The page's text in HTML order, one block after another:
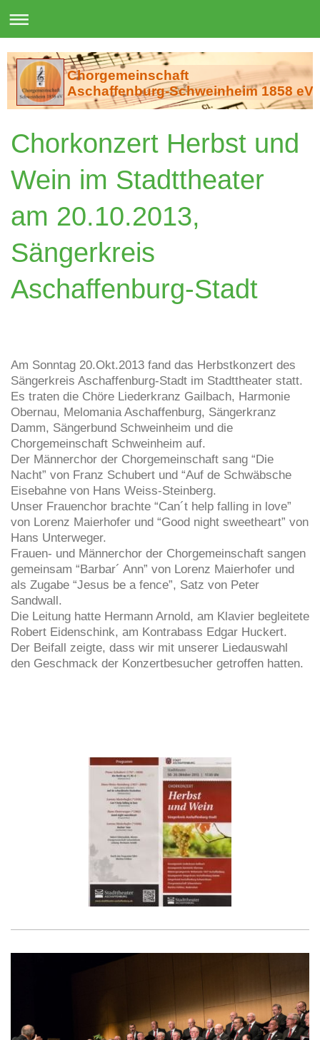
Chorgemeinschaft
Aschaffenburg-Schweinheim 1858 eV
Chorkonzert Herbst und
Wein im Stadttheater
am 20.10.2013,
Sängerkreis
Aschaffenburg-Stadt
Am Sonntag 20.Okt.2013 fand das Herbstkonzert des
Sängerkreis Aschaffenburg-Stadt im Stadttheater statt.
Es traten die Chöre Liederkranz Gailbach, Harmonie
Obernau, Melomania Aschaffenburg, Sängerkranz
Damm, Sängerbund Schweinheim und die
Chorgemeinschaft Schweinheim auf.
Der Männerchor der Chorgemeinschaft sang “Die
Nacht” von Franz Schubert und “Auf de Schwäbsche
Eisebahne von Hans Weiss-Steinberg.
Unser Frauenchor brachte “Can´t help falling in love”
von Lorenz Maierhofer und “Good night sweetheart” von
Hans Unterweger.
Frauen- und Männerchor der Chorgemeinschaft sangen
gemeinsam “Barbar´ Ann” von Lorenz Maierhofer und
als Zugabe “Jesus be a fence”, Satz von Peter
Sandwall.
Die Leitung hatte Hermann Arnold, am Klavier begleitete
Robert Eidenschink, am Kontrabass Edgar Huckert.
Der Beifall zeigte, dass wir mit unserer Liedauswahl
den Geschmack der Konzertbesucher getroffen hatten.